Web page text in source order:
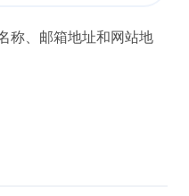
称、邮箱地址和网站地